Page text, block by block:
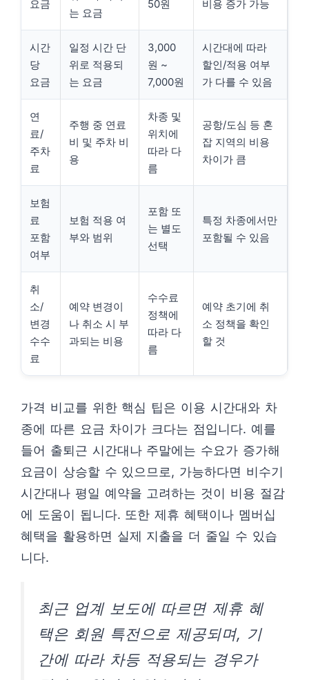
요금
는 요금
50원 비용 증가 가능
시간
당
요금
일정 시간 단
위로 적용되
는 요금
3,000
원 ~
7,000원
시간대에 따라
할인/적용 여부
가 다를 수 있음
연
료/
주차
료
주행 중 연료
비 및 주차 비
용
차종 및
위치에
따라 다
름
공항/도심 등 혼
잡 지역의 비용
차이가 큼
보험
료
포함
여부
보험 적용 여
부와 범위
포함 또
는 별도
선택
특정 차종에서만
포함될 수 있음
취
소/
변경
수수
료
예약 변경이
나 취소 시 부
과되는 비용
수수료
정책에
따라 다
름
예약 초기에 취
소 정책을 확인
할 것
가격 비교를 위한 핵심 팁은 이용 시간대와 차
종에 따른 요금 차이가 크다는 점입니다. 예를
들어 출퇴근 시간대나 주말에는 수요가 증가해
요금이 상승할 수 있으므로, 가능하다면 비수기
시간대나 평일 예약을 고려하는 것이 비용 절감
에 도움이 됩니다. 또한 제휴 혜택이나 멤버십
혜택을 활용하면 실제 지출을 더 줄일 수 있습
니다.
최근 업계 보도에 따르면 제휴 혜
택은 회원 특전으로 제공되며, 기
간에 따라 차등 적용되는 경우가